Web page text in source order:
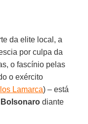
da elite local, a
por culpa da
o fascínio pelas
o exército
Lamarca) – está
Bolsonaro diante